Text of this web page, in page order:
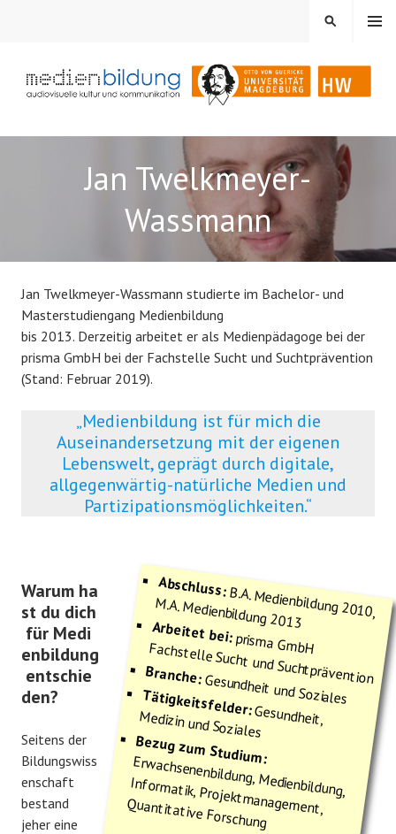
MEDIENBILDUNG
Audiovisuelle Kultur und Kommunikation
MENÜ
SUCHEN
Jan Twelkmeyer-
Wassmann
Jan Twelkmeyer-Wassmann studierte im Bachelor- und
Masterstudiengang Medienbildung
bis 2013. Derzeitig arbeitet er als Medienpädagoge bei der
prisma GmbH bei der Fachstelle Sucht und Suchtprävention
(Stand: Februar 2019).
„Medienbildung ist für mich die
Auseinandersetzung mit der eigenen
Lebenswelt, geprägt durch digitale,
allgegenwärtig-natürliche Medien und
Partizipationsmöglichkeiten.“
Abschluss:B.A. Medienbildung 2010,
M.A. Medienbildung 2013
Arbeitet bei:
prisma GmbH Fachstelle Sucht und Suchtprävention
Branche:Gesundheit und Soziales
Tätigkeitsfelder:Gesundheit,
Medizin und Soziales
Bezug zum Studium:
Erwachsenenbildung, Medienbildung,
Informatik, Projektmanagement,
Quantitative Forschung
Warum ha
st du dich
für Medi
enbildung
entschie
den?
Seitens der
Bildungswiss
enschaft
bestand
jeher eine